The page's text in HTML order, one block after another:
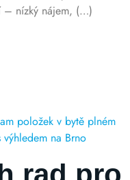
– nízký nájem, (…)